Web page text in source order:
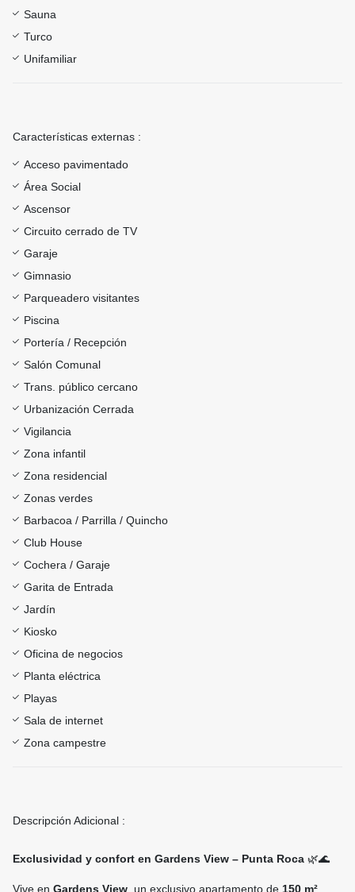
Sauna
Turco
Unifamiliar
Características externas :
Acceso pavimentado
Área Social
Ascensor
Circuito cerrado de TV
Garaje
Gimnasio
Parqueadero visitantes
Piscina
Portería / Recepción
Salón Comunal
Trans. público cercano
Urbanización Cerrada
Vigilancia
Zona infantil
Zona residencial
Zonas verdes
Barbacoa / Parrilla / Quincho
Club House
Cochera / Garaje
Garita de Entrada
Jardín
Kiosko
Oficina de negocios
Planta eléctrica
Playas
Sala de internet
Zona campestre
Descripción Adicional :
Exclusividad y confort en Gardens View – Punta Roca 🌿🌊
Vive en Gardens View , un exclusivo apartamento de 150 m²